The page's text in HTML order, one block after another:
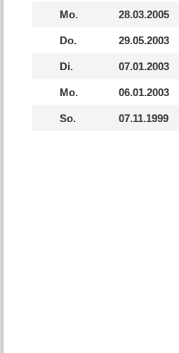
Mo. 28.03.2005
Do. 29.05.2003
Di. 07.01.2003
Mo. 06.01.2003
So. 07.11.1999